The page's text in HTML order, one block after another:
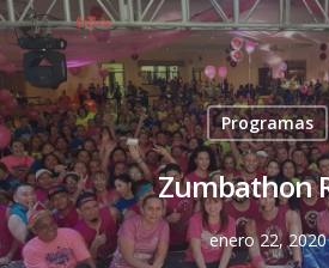
Programas
Zumbathon
enero 22, 2020